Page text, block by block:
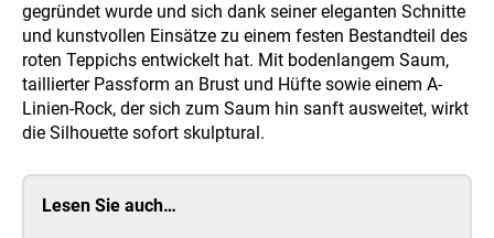
gegründet wurde und sich dank seiner eleganten Schnitte
und kunstvollen Einsätze zu einem festen Bestandteil des
roten Teppichs entwickelt hat. Mit bodenlangem Saum,
taillierter Passform an Brust und Hüfte sowie einem A-
Linien-Rock, der sich zum Saum hin sanft ausweitet, wirkt
die Silhouette sofort skulptural.
Lesen Sie auch…